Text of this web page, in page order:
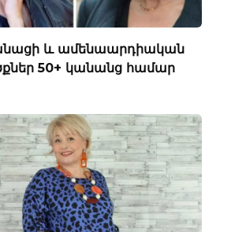
և ամենաարդիական
50+ կանանց համար